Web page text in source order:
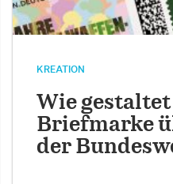
KREATION
Wie
Briefmarke
der